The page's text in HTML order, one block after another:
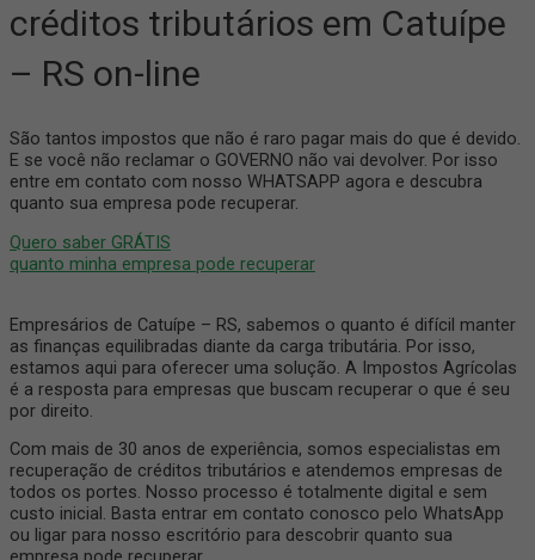
créditos tributários em Catuípe
– RS on-line
São tantos impostos que não é raro pagar mais do que é devido.
E se você não reclamar o GOVERNO não vai devolver. Por isso
entre em contato com nosso WHATSAPP agora e descubra
quanto sua empresa pode recuperar.
Quero saber GRÁTIS
quanto minha empresa pode recuperar
Empresários de Catuípe – RS, sabemos o quanto é difícil manter
as finanças equilibradas diante da carga tributária. Por isso,
estamos aqui para oferecer uma solução. A Impostos Agrícolas
é a resposta para empresas que buscam recuperar o que é seu
por direito.
Com mais de 30 anos de experiência, somos especialistas em
recuperação de créditos tributários e atendemos empresas de
todos os portes. Nosso processo é totalmente digital e sem
custo inicial. Basta entrar em contato conosco pelo WhatsApp
ou ligar para nosso escritório para descobrir quanto sua